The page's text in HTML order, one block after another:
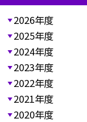
2026年度
2025年度
2024年度
2023年度
2022年度
2021年度
2020年度